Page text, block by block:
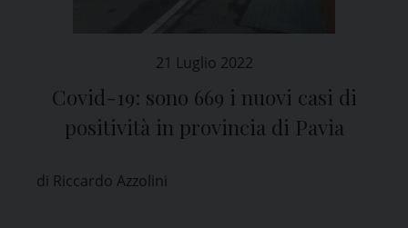
21 Luglio 2022
Covid-19: sono 669 i nuovi casi di
positività in provincia di Pavia
di Riccardo Azzolini